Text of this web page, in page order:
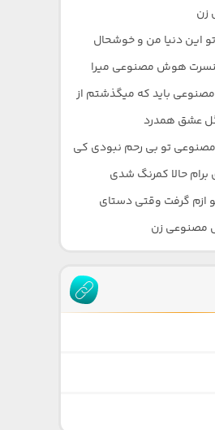
زن
این دنیا من و خوشحال
هوش مصنوعی میرا
باید که میگذشتم از
عشق همدرد
تو بی رحم نبودی کی
حالا کمرنگ شدی
ازم گرفت وقتی دستای
زن